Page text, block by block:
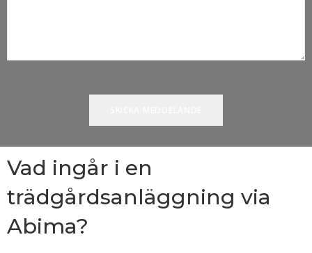
Vad ingår i en
trädgårdsanläggning via
Abima?